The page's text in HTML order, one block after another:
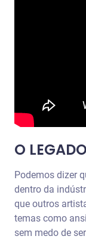
O
Podemos dizer
dentro da
que outros
temas como
sem medo de